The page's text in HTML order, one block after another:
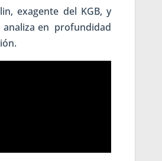
exagente del KGB, y
analiza en profundidad